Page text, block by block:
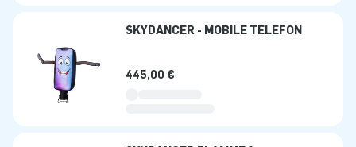
SKYDANCER - MOBILE TELEFON
445,00 €